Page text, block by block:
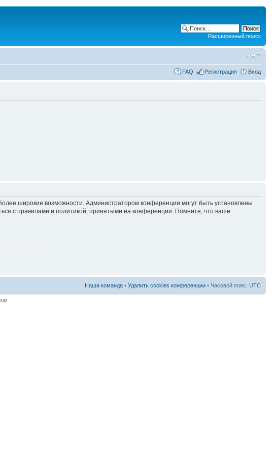
Расширенный поиск
FAQ Регистрация Вход
широкие возможности. Администратором конференции могут быть установлены
с правилами и политикой, принятыми на конференции. Помните, что ваше
Наша команда • Удалить cookies конференции • Часовой пояс: UTC